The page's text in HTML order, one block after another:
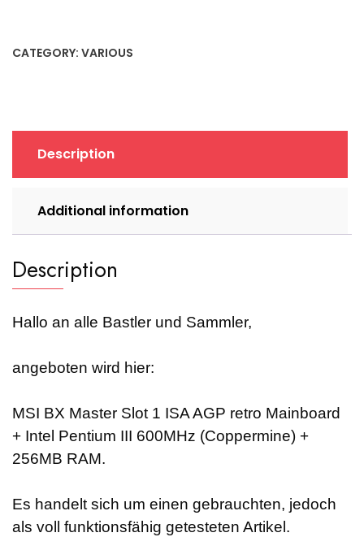
1
Mainboard
600MHz
RAM
quantity
CATEGORY: VARIOUS
Description
Additional information
Description
Hallo an alle Bastler und Sammler,
angeboten wird hier:
MSI BX Master Slot 1 ISA AGP retro Mainboard
+ Intel Pentium III 600MHz (Coppermine) +
256MB RAM.
Es handelt sich um einen gebrauchten, jedoch
als voll funktionsfähig getesteten Artikel.